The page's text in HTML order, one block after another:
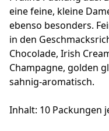
eine feine, kleine
ebenso besonders.
in den
Chocolade, Irish
Champagne, golden
sahnig-aromatisch.
Inhalt: 10 Packungen